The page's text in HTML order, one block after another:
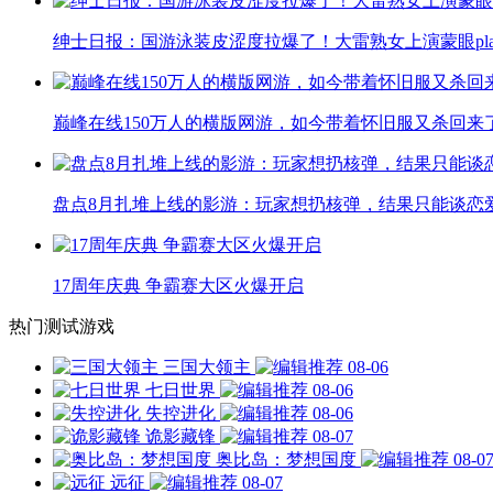
绅士日报：国游泳装皮涩度拉爆了！大雷熟女上演蒙眼
巅峰在线150万人的横版网游，如今带着怀旧服又杀回来
盘点8月扎堆上线的影游：玩家想扔核弹，结果只能谈恋
17周年庆典 争霸赛大区火爆开启
热门测试游戏
三国大领主
08-06
七日世界
08-06
失控进化
08-06
诡影藏锋
08-07
奥比岛：梦想国度
08-07
远征
08-07